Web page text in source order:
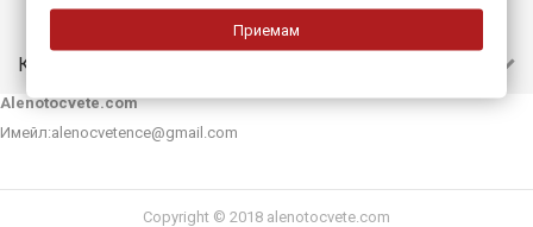
КОНТАКТИ
Alenotocvete.com
Имейл:alenocvetence@gmail.com
Copyright © 2018 alenotocvete.com
Приемам